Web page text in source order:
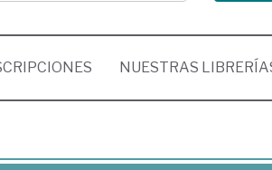
NUESTRAS